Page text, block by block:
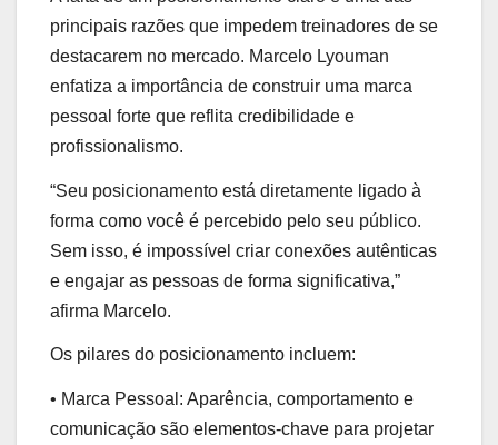
principais razões que impedem treinadores de se
destacarem no mercado. Marcelo Lyouman
enfatiza a importância de construir uma marca
pessoal forte que reflita credibilidade e
profissionalismo.
“Seu posicionamento está diretamente ligado à
forma como você é percebido pelo seu público.
Sem isso, é impossível criar conexões autênticas
e engajar as pessoas de forma significativa,”
afirma Marcelo.
Os pilares do posicionamento incluem:
• Marca Pessoal: Aparência, comportamento e
comunicação são elementos-chave para projetar